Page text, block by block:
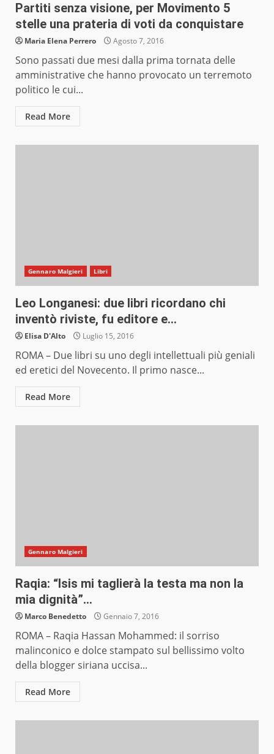
Partiti senza visione, per Movimento 5
stelle una prateria di voti da conquistare
Maria Elena Perrero Agosto 7, 2016
Sono passati due mesi dalla prima tornata delle
amministrative che hanno provocato un terremoto
politico le cui...
Read More
Gennaro Malgieri Libri
Leo Longanesi: due libri ricordano chi
inventò riviste, fu editore e…
Elisa D'Alto Luglio 15, 2016
ROMA – Due libri su uno degli intellettuali più geniali
ed eretici del Novecento. Il primo nasce...
Read More
Gennaro Malgieri
Raqia: “Isis mi taglierà la testa ma non la
mia dignità”…
Marco Benedetto Gennaio 7, 2016
ROMA – Raqia Hassan Mohammed: il sorriso
malinconico e dolce stampato sul bellissimo volto
della blogger siriana uccisa...
Read More